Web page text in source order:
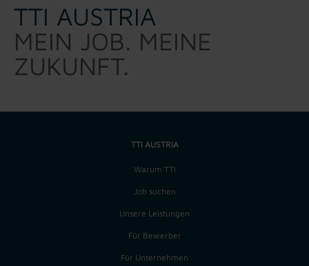
TTI AUSTRIA
MEIN JOB. MEINE
ZUKUNFT.
TTI AUSTRIA
Warum TTI
Job suchen
Unsere Leistungen
Für Bewerber
Für Unternehmen